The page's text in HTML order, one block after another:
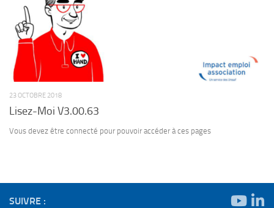
23 OCTOBRE 2018
Lisez-Moi V3.00.63
Vous devez être connecté pour pouvoir accéder à ces pages
SUIVRE :